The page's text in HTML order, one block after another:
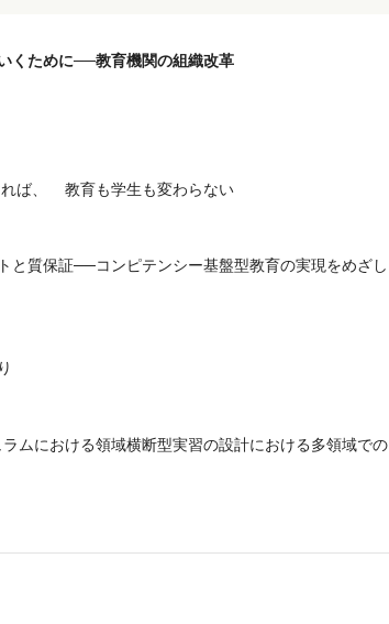
くために──教育機関の組織改革
れば、 教育も学生も変わらない
と質保証──コンピテンシー基盤型教育の実現をめざし
ムにおける領域横断型実習の設計における多領域での